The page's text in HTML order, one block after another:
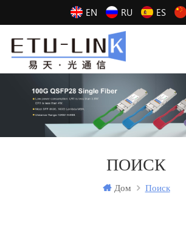
EN RU ES
ПОИСК
Дом Поиск